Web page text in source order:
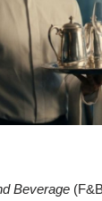
Beverage